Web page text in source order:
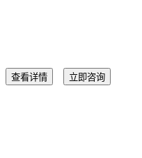
查看详情 立即咨询